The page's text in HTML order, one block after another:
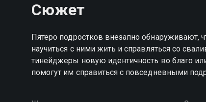
Сюжет
Пятеро подростков внезапно обнаруживают,
научиться с ними жить и справляться со
тинейджеры новую идентичность во благо
помогут им справиться с повседневными